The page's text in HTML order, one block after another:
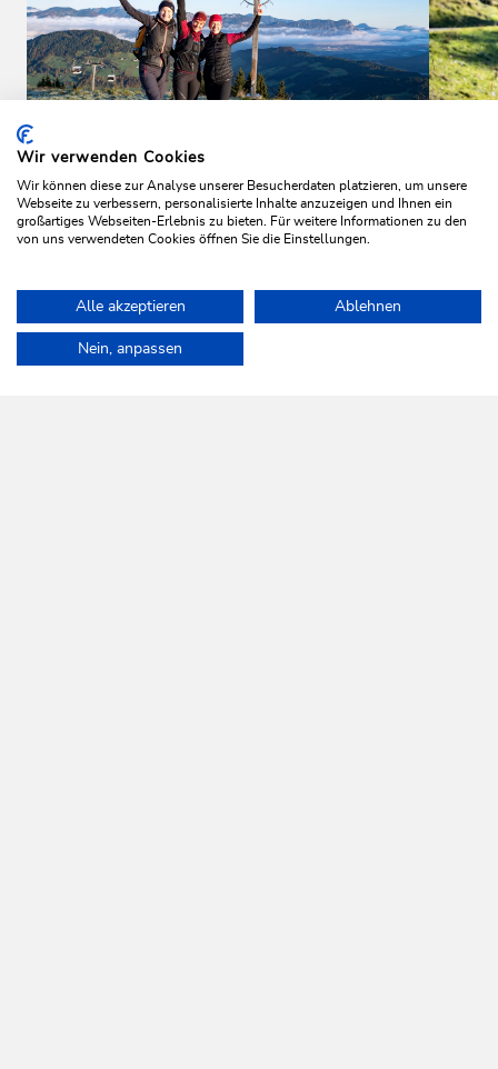
Home Urlaub planen & Buchen Top Angebote Höhenweg
Wir verwenden Cookies
Wir können diese zur Analyse unserer Besucherdaten platzieren, um unsere
Webseite zu verbessern, personalisierte Inhalte anzuzeigen und Ihnen ein
großartiges Webseiten-Erlebnis zu bieten. Für weitere Informationen zu den
von uns verwendeten Cookies öffnen Sie die Einstellungen.
Alle akzeptieren Ablehnen
Nein, anpassen